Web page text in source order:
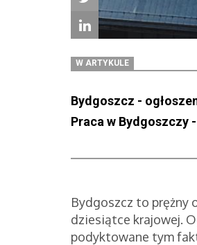
W ARTYKULE
Bydgoszcz -
Praca w Bydgoszczy
Bydgoszcz to prężny
dziesiątce krajowej.
podyktowane tym